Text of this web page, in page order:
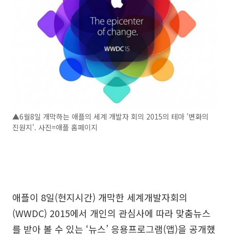
▲6월8일 개막하는 애플의 세계 개발자 회의 2015의 테마 '변화의
진원지'. 사진=애플 홈페이지
애플이 8일(현지시간) 개막한 세계개발자회의
(WWDC) 2015에서 개인의 관심사에 따라 맞춤뉴스
를 받아 볼 수 있는 ‘뉴스’ 응용프로그램(앱)을 공개했